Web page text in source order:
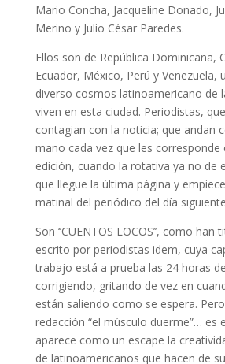
Mario Concha, Jacqueline Donado,
Merino y Julio César Paredes.
Ellos son de República Dominicana,
Ecuador, México, Perú y Venezuela,
diverso cosmos latinoamericano de
viven en esta ciudad. Periodistas,
contagian con la noticia; que andan
mano cada vez que les corresponde
edición, cuando la rotativa ya no de
que llegue la última página y
matinal del periódico del día
Son ‘’CUENTOS LOCOS’’, como
escrito por periodistas idem, cuya
trabajo está a prueba las 24 horas
corrigiendo, gritando de vez en
están saliendo como se espera.
redacción “el músculo duerme”… es
aparece como un escape la
de latinoamericanos que hacen de